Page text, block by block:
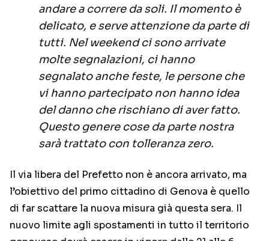
andare a correre da soli. Il momento è
delicato, e serve attenzione da parte di
tutti. Nel weekend ci sono arrivate
molte segnalazioni, ci hanno
segnalato anche feste, le persone che
vi hanno partecipato non hanno idea
del danno che rischiano di aver fatto.
Questo genere cose da parte nostra
sarà trattato con tolleranza zero.
Il via libera del Prefetto non è ancora arrivato, ma
l’obiettivo del primo cittadino di Genova è quello
di far scattare la nuova misura già questa sera. Il
nuovo limite agli spostamenti in tutto il territorio